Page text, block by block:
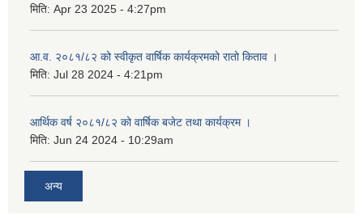
मिति: Apr 23 2025 - 4:27pm
आ.व. २०८१/८२ को स्वीकृत वार्षिक कार्यक्रमको रातो किताव ।
मिति: Jul 28 2024 - 4:21pm
आर्थिक वर्ष २०८१/८२ को वार्षिक बजेट तथा कार्यक्रम ।
मिति: Jun 24 2024 - 10:29am
अन्य